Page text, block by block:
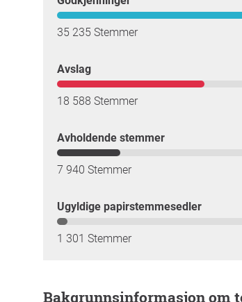
35 235 Stemmer
Avslag
18 588 Stemmer
Avholdende stemmer
7 940 Stemmer
Ugyldige papirstemmesedler
1 301 Stemmer
Bakgrunnsinformasjon om